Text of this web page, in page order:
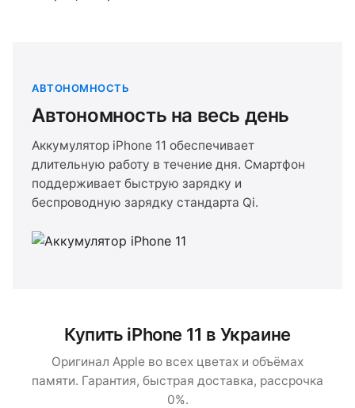
АВТОНОМНОСТЬ
Автономность на весь день
Аккумулятор iPhone 11 обеспечивает
длительную работу в течение дня. Смартфон
поддерживает быструю зарядку и
беспроводную зарядку стандарта Qi.
Купить iPhone 11 в Украине
Оригинал Apple во всех цветах и объёмах
памяти. Гарантия, быстрая доставка, рассрочка
0%.